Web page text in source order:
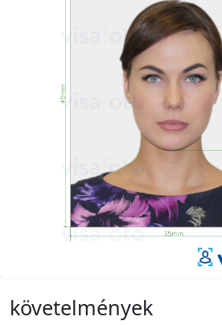
követelmények